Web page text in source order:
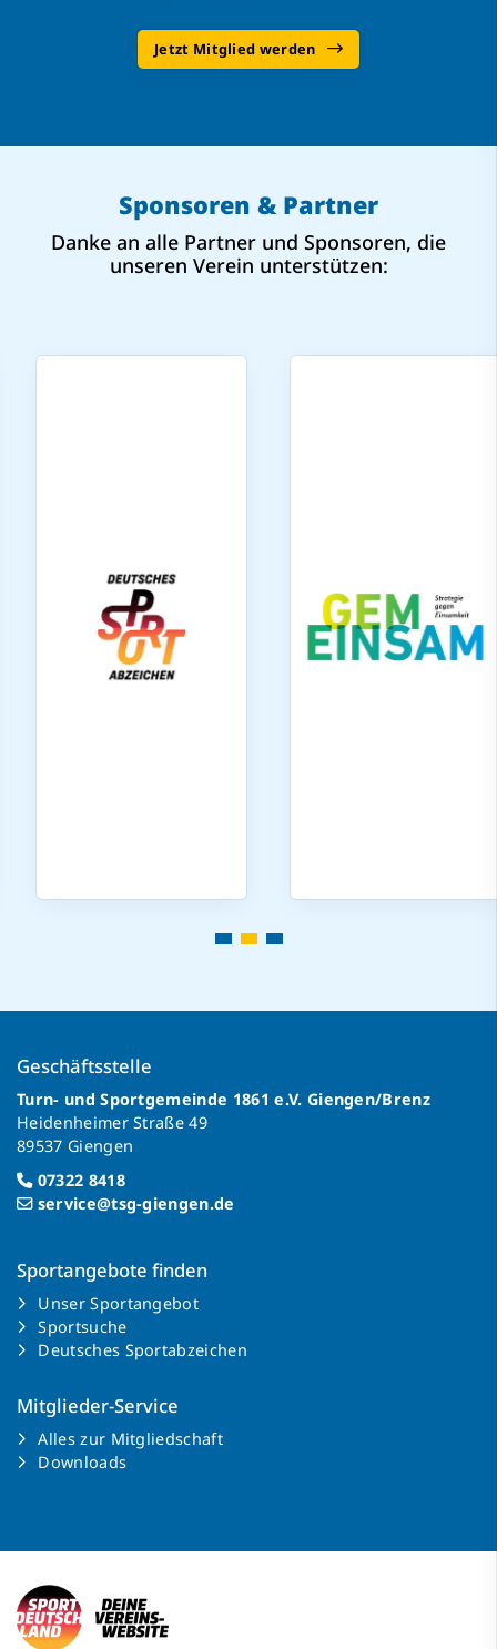
Jetzt Mitglied werden
Sponsoren & Partner
Danke an alle Partner und Sponsoren, die
unseren Verein unterstützen:
Geschäftsstelle
Turn- und Sportgemeinde 1861 e.V. Giengen/Brenz
Heidenheimer Straße 49
89537 Giengen
07322 8418
service@tsg-giengen.de
Sportangebote finden
Unser Sportangebot
Sportsuche
Deutsches Sportabzeichen
Mitglieder-Service
Alles zur Mitgliedschaft
Downloads